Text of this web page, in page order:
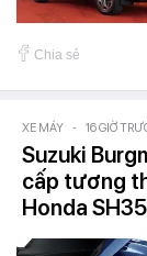
Chia sẻ
XE MÁY - 16 GIỜ
Suzuki
cấp tương
Honda